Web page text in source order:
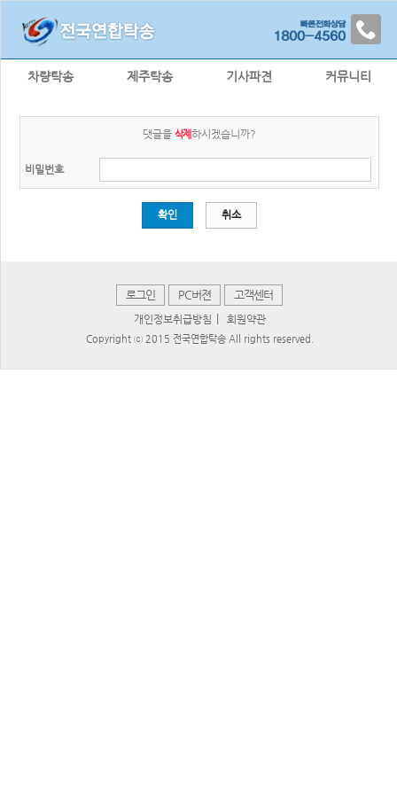
차량탁송 제주탁송 기사파견 커뮤니티
댓글을삭제 하시겠습니까?
비밀번호
확인 취소
로그인 PC버젼 고객센터
개인정보취급방침 회원약관
Copyright ⓒ 2015 전국연합탁송 All rights reserved.